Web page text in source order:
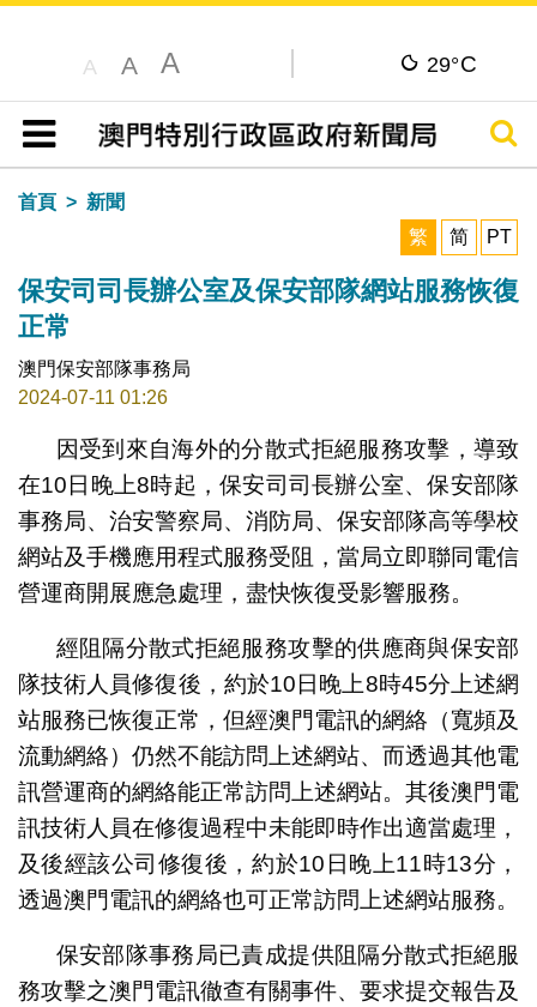
A A A 29°C
目錄
搜尋
首頁
新聞
繁
简 PT
保安司司長辦公室及保安部隊網站服務恢復
正常
澳門保安部隊事務局
2024-07-11 01:26
因受到來自海外的分散式拒絕服務攻擊，導致
在10日晚上8時起，保安司司長辦公室、保安部隊
事務局、治安警察局、消防局、保安部隊高等學校
網站及手機應用程式服務受阻，當局立即聯同電信
營運商開展應急處理，盡快恢復受影響服務。
經阻隔分散式拒絕服務攻擊的供應商與保安部
隊技術人員修復後，約於10日晚上8時45分上述網
站服務已恢復正常，但經澳門電訊的網絡（寬頻及
流動網絡）仍然不能訪問上述網站、而透過其他電
訊營運商的網絡能正常訪問上述網站。其後澳門電
訊技術人員在修復過程中未能即時作出適當處理，
及後經該公司修復後，約於10日晚上11時13分，
透過澳門電訊的網絡也可正常訪問上述網站服務。
保安部隊事務局已責成提供阻隔分散式拒絕服
務攻擊之澳門電訊徹查有關事件、要求提交報告及